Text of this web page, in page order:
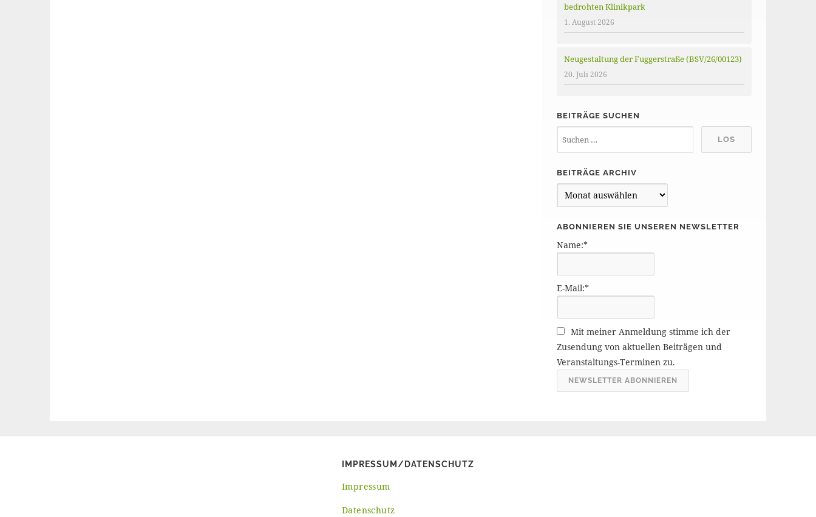
bedrohten Klinikpark
1. August 2026
Neugestaltung der Fuggerstraße (BSV/26/00123)
20. Juli 2026
BEITRÄGE SUCHEN
BEITRÄGE ARCHIV
e
r
e
r
c
h
i
ABONNIEREN SIE UNSEREN NEWSLETTER
Name:*
E-Mail:*
Mit meiner Anmeldung stimme ich der
Zusendung von aktuellen Beiträgen und
Veranstaltungs-Terminen zu.
IMPRESSUM/DATENSCHUTZ
Impressum
Datenschutz